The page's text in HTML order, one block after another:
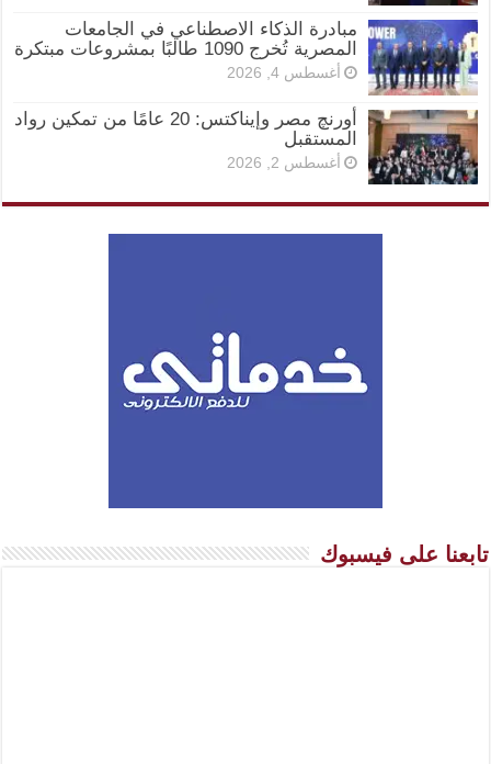
مبادرة الذكاء الاصطناعي في الجامعات
المصرية تُخرج 1090 طالبًا بمشروعات مبتكرة
أغسطس 4, 2026
أورنچ مصر وإيناكتس: 20 عامًا من تمكين رواد
المستقبل
أغسطس 2, 2026
تابعنا على فيسبوك